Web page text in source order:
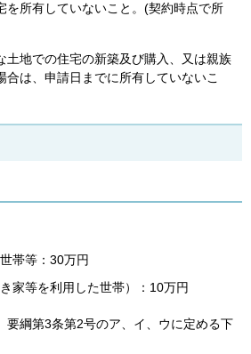
を所有していないこと。(契約時点で所
地での住宅の新築及び購入、又は親族
合は、申請日までに所有していないこ
帯等：30万円
家等を利用した世帯）：10万円
綱第3条第2号のア、イ、ウに定める下